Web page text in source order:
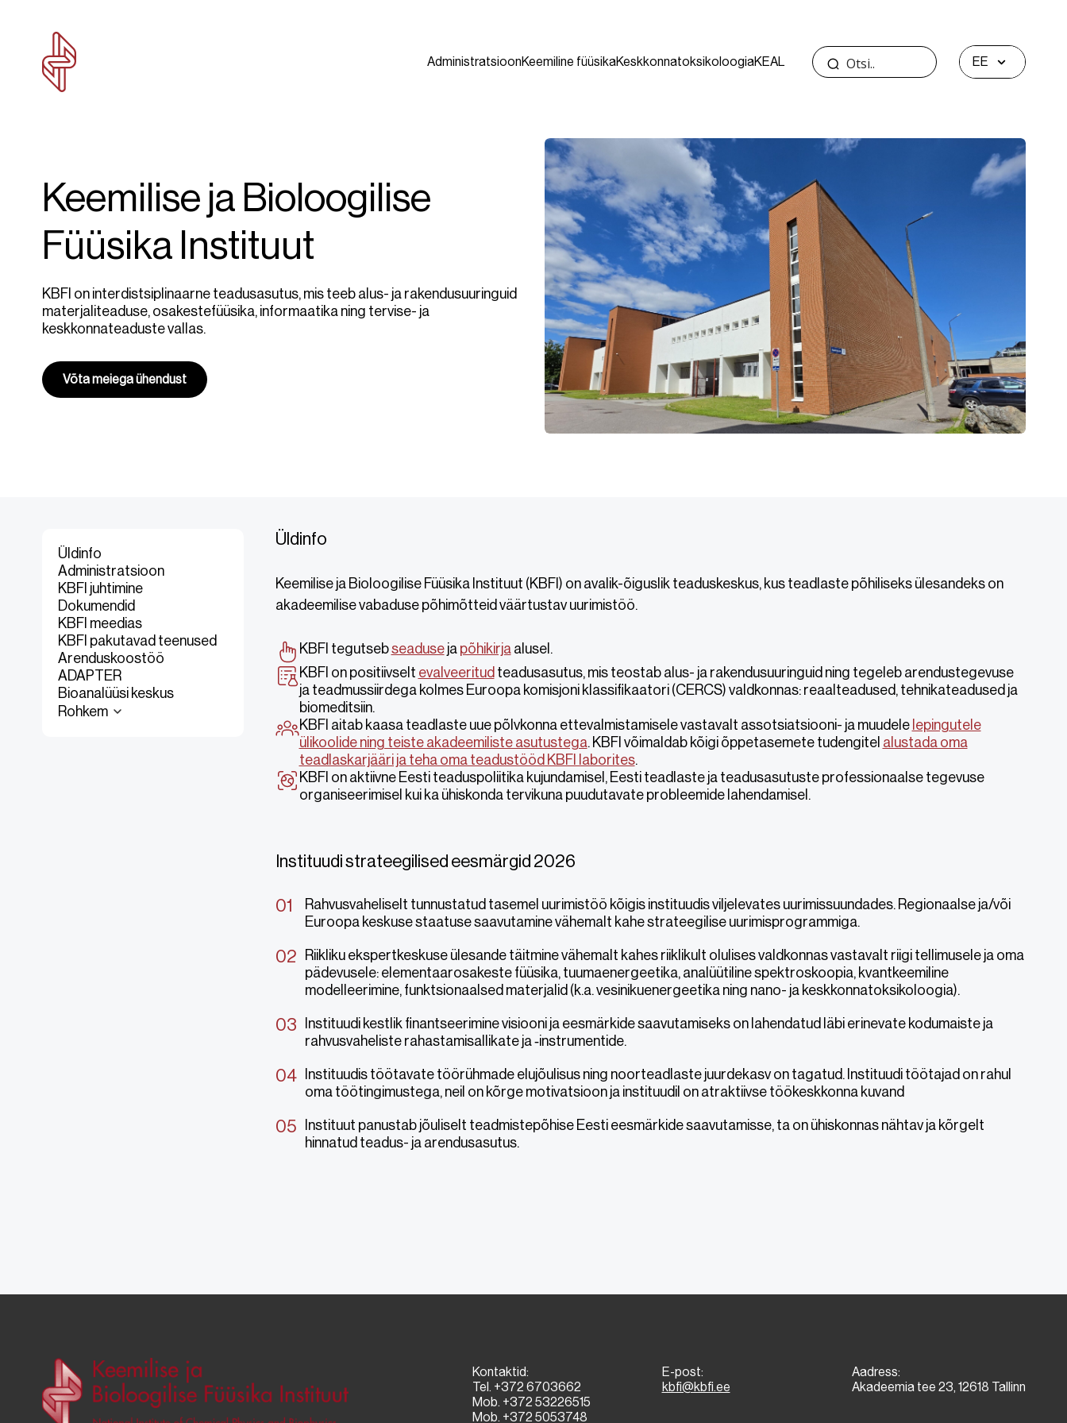
AdministratsioonKeemiline füüsikaKeskkonnatoksikoloogiaKEAL EE
Keemilise ja Bioloogilise
Füüsika Instituut
KBFI on interdistsiplinaarne teadusasutus, mis teeb alus- ja rakendusuuringuid
materjaliteaduse, osakestefüüsika, informaatika ning tervise- ja
keskkonnateaduste vallas.
Võta meiega ühendust
Üldinfo
Administratsioon
KBFI juhtimine
Dokumendid
KBFI meedias
KBFI pakutavad teenused
Arenduskoostöö
ADAPTER
Bioanalüüsi keskus
Rohkem
Üldinfo
Keemilise ja Bioloogilise Füüsika Instituut (KBFI) on avalik-õiguslik teaduskeskus, kus teadlaste põhiliseks ülesandeks on
akadeemilise vabaduse põhimõtteid väärtustav uurimistöö.
KBFI tegutsebseaduseja põhikirjaalusel.
KBFI on positiivselt evalveeritud teadusasutus, mis teostab alus- ja rakendusuuringuid ning tegeleb arendustegevuse
ja teadmussiirdega kolmes Euroopa komisjoni klassifikaatori (CERCS) valdkonnas: reaalteadused, tehnikateadused ja
biomeditsiin.
KBFI aitab kaasa teadlaste uue põlvkonna ettevalmistamisele vastavalt assotsiatsiooni- ja muudele lepingutele
ülikoolide ning teiste akadeemiliste asutustega. KBFI võimaldab kõigi õppetasemete tudengitel alustada oma
teadlaskarjääri ja teha oma teadustööd KBFI laborites.
KBFI on aktiivne Eesti teaduspoliitika kujundamisel, Eesti teadlaste ja teadusasutuste professionaalse tegevuse
organiseerimisel kui ka ühiskonda tervikuna puudutavate probleemide lahendamisel.
Instituudi strateegilised eesmärgid 2026
Rahvusvaheliselt tunnustatud tasemel uurimistöö kõigis instituudis viljelevates uurimissuundades. Regionaalse ja/või
Euroopa keskuse staatuse saavutamine vähemalt kahe strateegilise uurimisprogrammiga.
Riikliku ekspertkeskuse ülesande täitmine vähemalt kahes riiklikult olulises valdkonnas vastavalt riigi tellimusele ja oma
pädevusele: elementaarosakeste füüsika, tuumaenergeetika, analüütiline spektroskoopia, kvantkeemiline
modelleerimine, funktsionaalsed materjalid (k.a. vesinikuenergeetika ning nano- ja keskkonnatoksikoloogia).
Instituudi kestlik finantseerimine visiooni ja eesmärkide saavutamiseks on lahendatud läbi erinevate kodumaiste ja
rahvusvaheliste rahastamisallikate ja ‑instrumentide.
Instituudis töötavate töörühmade elujõulisus ning noorteadlaste juurdekasv on tagatud. Instituudi töötajad on rahul
oma töötingimustega, neil on kõrge motivatsioon ja instituudil on atraktiivse töökeskkonna kuvand
Instituut panustab jõuliselt teadmistepõhise Eesti eesmärkide saavutamisse, ta on ühiskonnas nähtav ja kõrgelt
hinnatud teadus- ja arendusasutus.
Kontaktid:
Tel. +372 6703662
Mob. +372 53226515
Mob. +372 5053748
E-post:
kbfi@kbfi.ee
Aadress:
Akadeemia tee 23, 12618 Tallinn